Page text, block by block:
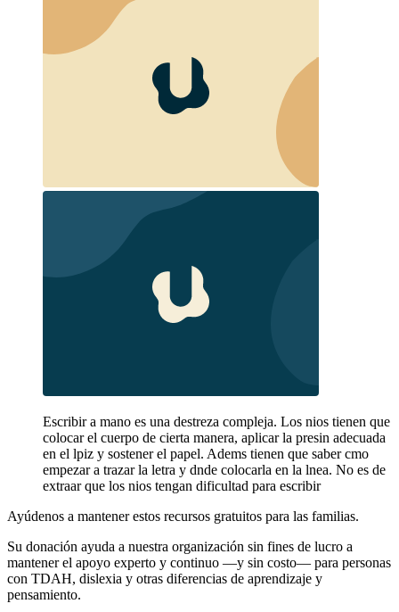
Escribir a mano es una destreza compleja. Los nios tienen que
colocar el cuerpo de cierta manera, aplicar la presin adecuada
en el lpiz y sostener el papel. Adems tienen que saber cmo
empezar a trazar la letra y dnde colocarla en la lnea. No es de
extraar que los nios tengan dificultad para escribir
Ayúdenos a mantener estos recursos gratuitos para las familias.
Su donación ayuda a nuestra organización sin fines de lucro a
mantener el apoyo experto y continuo —y sin costo— para personas
con TDAH, dislexia y otras diferencias de aprendizaje y
pensamiento.